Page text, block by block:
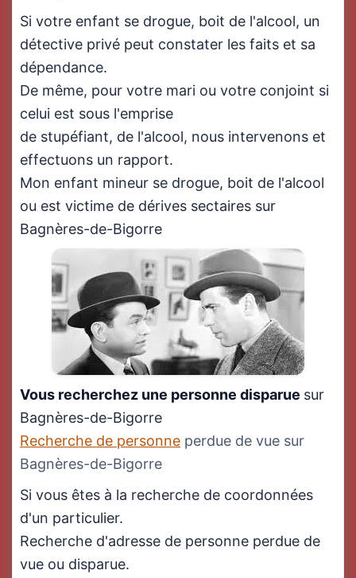
Si votre enfant se drogue, boit de l'alcool, un
détective privé peut constater les faits et sa
dépendance.
De même, pour votre mari ou votre conjoint si
celui est sous l'emprise
de stupéfiant, de l'alcool, nous intervenons et
effectuons un rapport.
Mon enfant mineur se drogue, boit de l'alcool
ou est victime de dérives sectaires sur
Bagnères-de-Bigorre
Vous recherchez une personne disparue sur
Bagnères-de-Bigorre
Recherche de personne perdue de vue sur
Bagnères-de-Bigorre
Si vous êtes à la recherche de coordonnées
d'un particulier.
Recherche d'adresse de personne perdue de
vue ou disparue.